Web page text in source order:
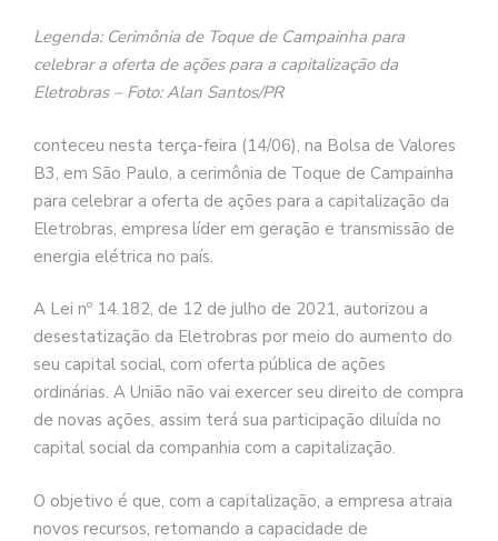
Legenda: Cerimônia de Toque de Campainha para
celebrar a oferta de ações para a capitalização da
Eletrobras – Foto: Alan Santos/PR
conteceu nesta terça-feira (14/06), na Bolsa de Valores
B3, em São Paulo, a cerimônia de Toque de Campainha
para celebrar a oferta de ações para a capitalização da
Eletrobras, empresa líder em geração e transmissão de
energia elétrica no país.
A Lei nº 14.182, de 12 de julho de 2021, autorizou a
desestatização da Eletrobras por meio do aumento do
seu capital social, com oferta pública de ações
ordinárias. A União não vai exercer seu direito de compra
de novas ações, assim terá sua participação diluída no
capital social da companhia com a capitalização.
O objetivo é que, com a capitalização, a empresa atraia
novos recursos, retomando a capacidade de